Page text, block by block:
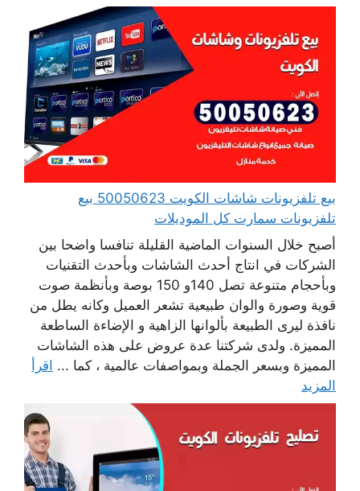
بيع تلفزيونات شاشات الكويت 50050623 بيع
تلفزيونات سمارت كل الموديلات
أصبح خلال السنوات الماضية القليلة تنافسا واضحا بين
الشركات في انتاج أحدث الشاشات وبأحدث التقنيات
وبأحجام متنوعة تصل 140و 150 بوصة وبأنظمة صوت
قوية وصورة والوان طبيعية تشعر العميل وكانه يطل من
نافذة ليرى الطبيعة بألوانها الزاهية و الإضاءة الساطعة
المميزة. ولدى شركتنا عدة عروض على هذه الشاشات
المميزة وبسعر الجملة وبمواصفات عالمية ، كما ... اقرأ
المزيد